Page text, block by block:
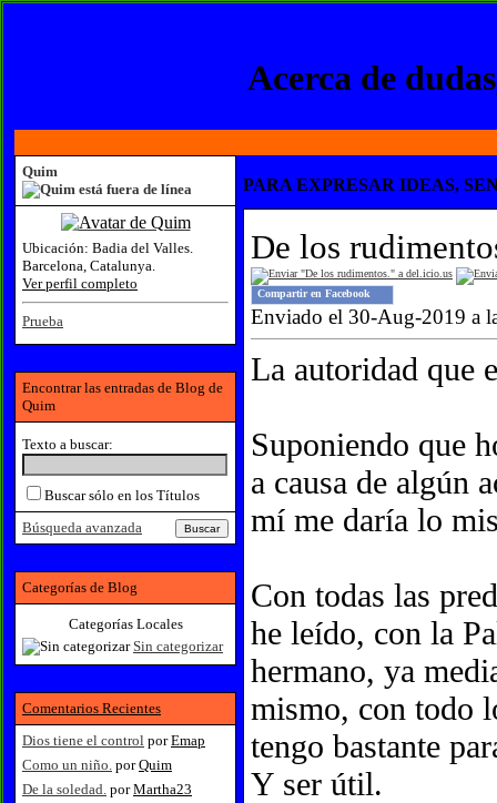
Acerca de
PARA EXPRESAR IDEAS,
De los
Compartir en Facebook
Enviado el 30-Aug-2019 a
La autoridad que
Suponiendo que
a causa de algún
mí me daría lo
Con todas las
he leído, con la
hermano, ya
mismo, con todo
tengo bastante
Y ser útil.
Quim
Ubicación: Badia del Valles.
Barcelona, Catalunya.
Ver perfil completo
Prueba
Encontrar las entradas de Blog de
Quim
Texto a buscar:
Buscar sólo en los Títulos
Búsqueda avanzada
Categorías de Blog
Categorías Locales
Sin categorizar
Comentarios Recientes
Dios tiene el control porEmap
Como un niño. porQuim
De la soledad. porMartha23